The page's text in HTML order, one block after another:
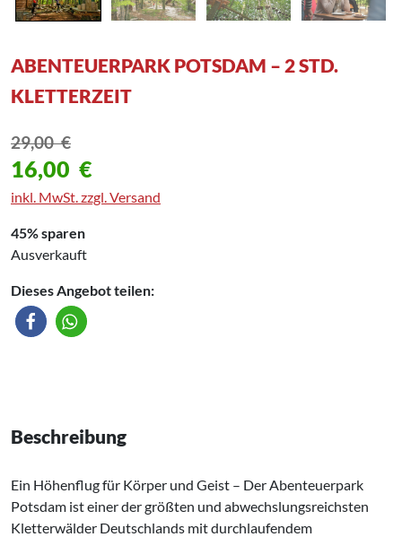
ABENTEUERPARK POTSDAM – 2 STD.
KLETTERZEIT
29,00€
16,00 €
inkl. MwSt. zzgl. Versand
45% sparen
Ausverkauft
Dieses Angebot teilen:
Beschreibung
Ein Höhenflug für Körper und Geist – Der Abenteuerpark
Potsdam ist einer der größten und abwechslungsreichsten
Kletterwälder Deutschlands mit durchlaufendem